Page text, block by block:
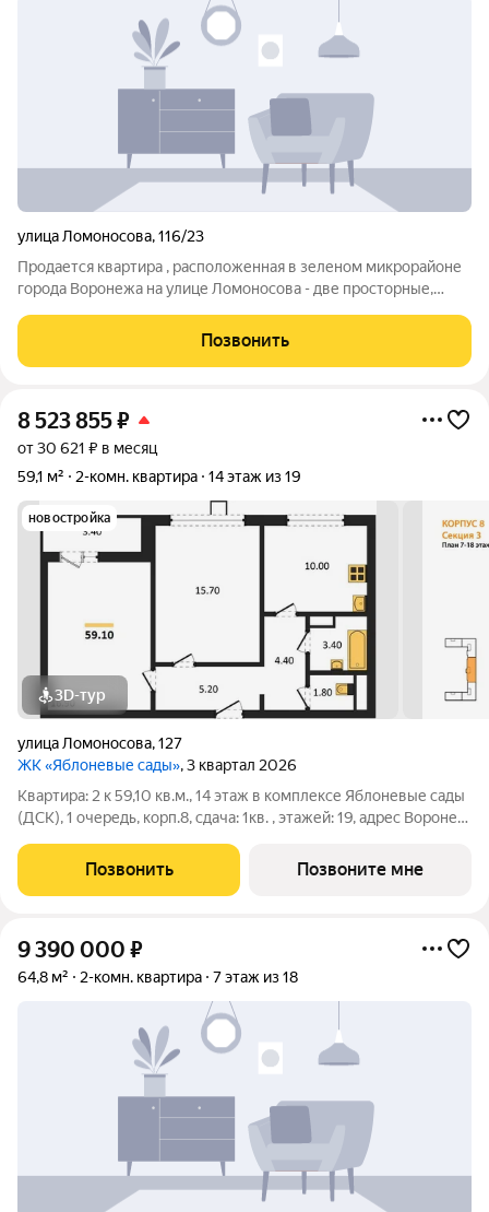
улица Ломоносова,116/23
Продается квартира , расположенная в зеленом микрорайоне
города Воронежа на улице Ломоносова - две просторные,
лоджия из кухни. - отличная локация, рядом Мега-школа
-социальный узел : поликлиника,
Позвонить
8 523 855₽
от 30 621 ₽ в месяц
59,1 м²
2-комн. квартира 14 этаж из 19
новостройка
3D-тур
улица Ломоносова,127
ЖК «Яблоневые сады», 3 квартал 2026
Квартира: 2 к 59,10 кв.м., 14 этаж в комплексе Яблоневые сады
(ДСК), 1 очередь, корп.8, сдача: 1кв. , этажей: 19, адрес Воронеж
Позвонить Позвоните мне
9 390 000 ₽
64,8 м² 2-комн. квартира 7 этаж из 18